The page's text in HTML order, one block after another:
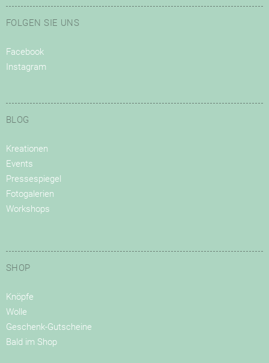
FOLGEN SIE UNS
Facebook
Instagram
BLOG
Kreationen
Events
Pressespiegel
Fotogalerien
Workshops
SHOP
Knöpfe
Wolle
Geschenk-Gutscheine
Bald im Shop